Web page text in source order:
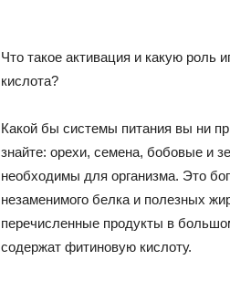
Что такое активация и какую роль
кислота?
Какой бы системы питания вы ни
знайте: орехи, семена, бобовые и
необходимы для организма. Это
незаменимого белка и полезных
перечисленные продукты в
содержат фитиновую кислоту.